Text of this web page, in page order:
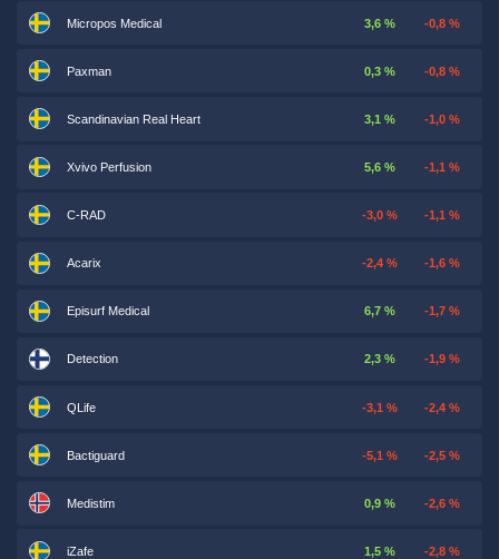
Micropos Medical 3,6 % -0,8 %
Paxman 0,3 % -0,8 %
Scandinavian Real Heart 3,1 % -1,0 %
Xvivo Perfusion 5,6 % -1,1 %
C-RAD -3,0 % -1,1 %
Acarix -2,4 % -1,6 %
Episurf Medical 6,7 % -1,7 %
Detection 2,3 % -1,9 %
QLife -3,1 % -2,4 %
Bactiguard -5,1 % -2,5 %
Medistim 0,9 % -2,6 %
iZafe 1,5 % -2,8 %